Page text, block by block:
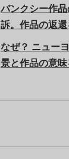
バンクシー作
訴。作品の返
なぜ？ ニュー
景と作品の意